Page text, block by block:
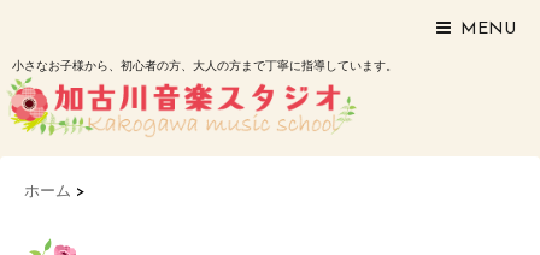
MENU
小さなお子様から、初心者の方、大人の方まで丁寧に指導しています。
ホーム >